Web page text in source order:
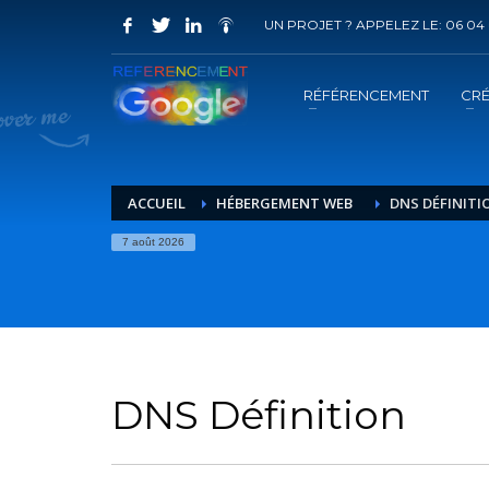
COMMENT ACHETER UN PRESTATION
1 Choisir la prestation
Vous recevrez sous 5 jours ouvrés un mail de
UN PROJET ? APPELEZ LE: 06 04
RÉFÉRENCEMENT
ACCUEIL HÉBERGEMENT WEB DNS
7 août 2026
DNS Définition